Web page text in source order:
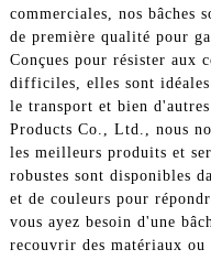
commerciales, nos bâches
de première qualité pour
Conçues pour résister aux
difficiles, elles sont
le transport et bien
Products Co., Ltd., nous
les meilleurs produits et
robustes sont disponibles
et de couleurs pour
vous ayez besoin d'une
recouvrir des matériaux